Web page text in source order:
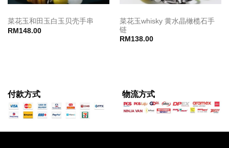
菜花玉和田玉白玉贝壳手串
RM 148.00
菜花玉whisky 黄水晶橄榄石手
链
RM 138.00
付款方式 物流方式